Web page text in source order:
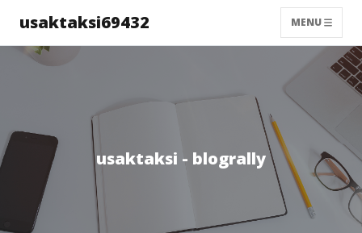
usaktaksi69432 MENU
usaktaksi - blogrally